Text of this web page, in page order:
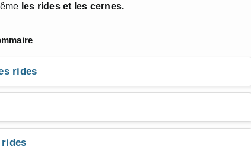
les rides et les cernes.
rides
rides